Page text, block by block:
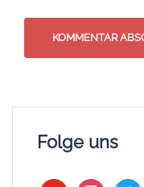
Folge uns